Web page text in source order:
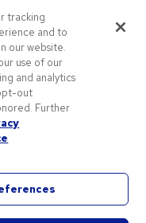
tracking
and to
our website.
use of our
and analytics
out
Further